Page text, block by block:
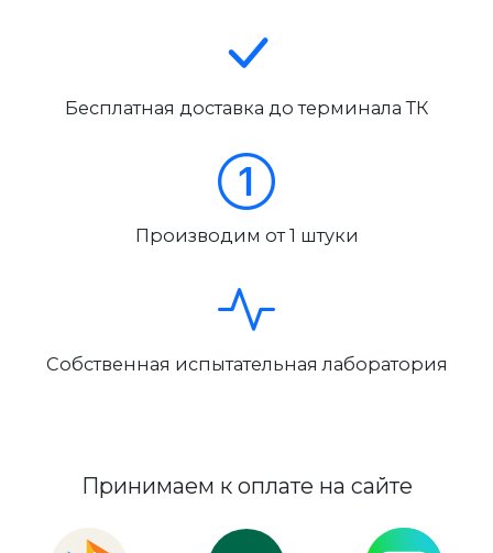
Бесплатная доставка до терминала ТК
Производим от 1 штуки
Собственная испытательная лаборатория
Принимаем к оплате на сайте